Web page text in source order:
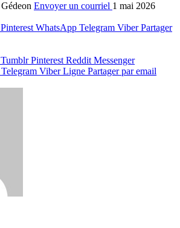
Gédeon Envoyer un courriel 1 mai 2026
Pinterest WhatsApp Telegram Viber Partager
Tumblr Pinterest Reddit Messenger
Telegram Viber Ligne Partager par email